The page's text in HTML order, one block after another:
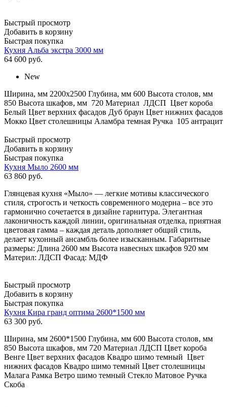
Быстрый просмотр
Добавить в корзину
Быстрая покупка
Кухня Альба экстра 3000 мм
64 600 руб.
New
Ширина, мм 2200х2500 Глубина, мм 600 Высота столов, мм
850 Высота шкафов, мм 720 Материал ЛДСП Цвет короба
Белый Цвет верхних фасадов Дуб браун Цвет нижних фасадов
Мокко Цвет столешницы Аламбра темная Ручка 105 антрацит
Быстрый просмотр
Добавить в корзину
Быстрая покупка
Кухня Мыло 2600 мм
63 860 руб.
Глянцевая кухня «Мыло» — легкие мотивы классического
стиля, строгость и четкость современного модерна – все это
гармонично сочетается в дизайне гарнитура. Элегантная
лаконичность каждой линии, оригинальная отделка, приятная
цветовая гамма – каждая деталь дополняет общий стиль,
делает кухонный ансамбль более изысканным. Габаритные
размеры: Длина 2600 мм Высота навесных шкафов 920 мм
Материл: ЛДСП Фасад: МДФ
Быстрый просмотр
Добавить в корзину
Быстрая покупка
Кухня Кира гранд оптима 2600*1500 мм
63 300 руб.
Ширина, мм 2600*1500 Глубина, мм 600 Высота столов, мм
850 Высота шкафов, мм 720 Материал ЛДСП Цвет короба
Венге Цвет верхних фасадов Квадро шимо темный Цвет
нижних фасадов Квадро шимо темный Цвет столешницы
Малага Рамка Ветро шимо темный Стекло Матовое Ручка
Скоба